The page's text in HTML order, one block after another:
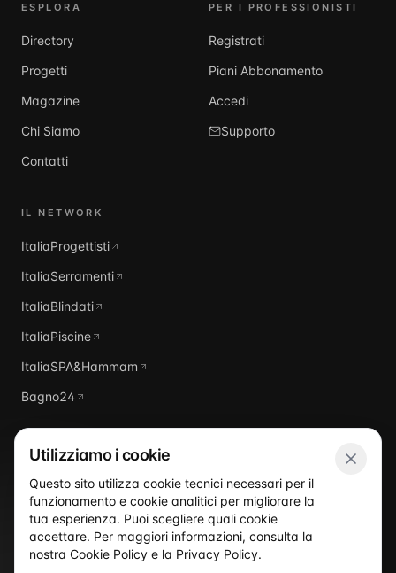
ESPLORA
Directory
Progetti
Magazine
Chi Siamo
Contatti
PER I PROFESSIONISTI
Registrati
Piani Abbonamento
Accedi
Supporto
IL NETWORK
ItaliaProgettisti
ItaliaSerramenti
ItaliaBlindati
ItaliaPiscine
ItaliaSPA&Hammam
Bagno24
ItaliaDomus
Utilizziamo i cookie
Questo sito utilizza cookie tecnici necessari per il
funzionamento e cookie analitici per migliorare la
tua esperienza. Puoi scegliere quali cookie
accettare. Per maggiori informazioni, consulta la
nostra Cookie Policy e la Privacy Policy.